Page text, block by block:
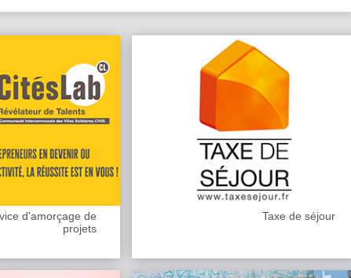
d'amorçage de
projets
Taxe de séjour